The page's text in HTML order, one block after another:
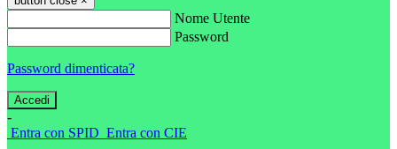
Nome Utente
Password
Password dimenticata?
-
Entra con SPID Entra con CIE